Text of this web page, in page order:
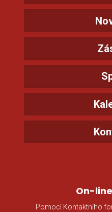
On-
Pomocí Kontaktního